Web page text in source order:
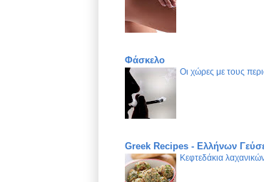
Φάσκελο
Οι χώρες με τους
Greek Recipes - Ελλήνων
Κεφτεδάκια